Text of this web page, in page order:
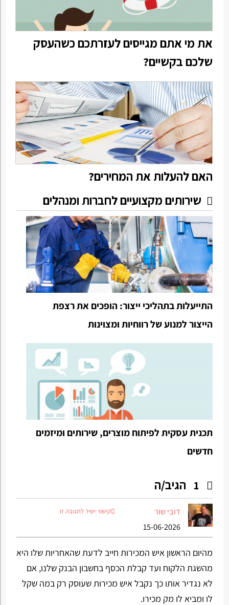
את מי אתם מגייסים לעזרתכם כשהעסק
שלכם בקשיים?
האם להעלות את המחירים?
שירותים מקצועיים לחברות ומנהלים
התייעלות בתהליכי ייצור: הופכים את רצפת
הייצור למנוע של רווחיות ומצוינות
תכנית עסקית לפיתוח מוצרים, שירותים ומיזמים
חדשים
1 הגיב/ה
דובי שור
15-06-2026
קישור ישיר לתגובה זו
מהיום הראשון איש המכירות חייב לדעת שהאחריות שלו היא
מהשגת הלקוח ועד קבלת הכסף בחשבון הבנק שלנו, אם
לא נגדיר אותו כך נקבל איש מכירות שעוסק רק במה שקל
לו ומביא לו מק מכירו.